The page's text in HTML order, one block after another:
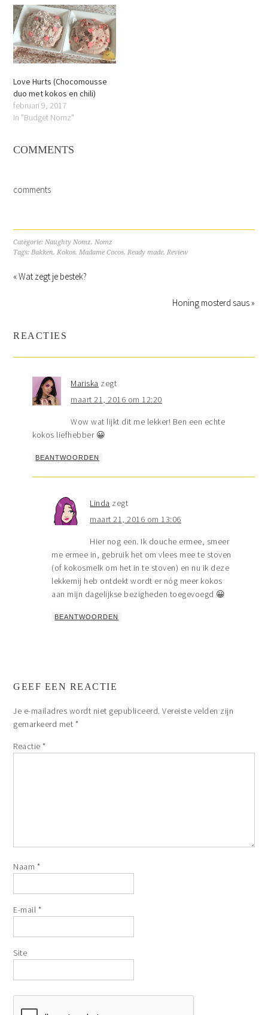
Love Hurts (Chocomousse
duo met kokos en chili)
februari 9, 2017
In "Budget Nomz"
COMMENTS
comments
Categorie:Naughty Nomz,Nomz
Tags:Bakken,Kokos,Madame Cocos,Ready made,Review
« Wat zegt je bestek?
Honing mosterd saus »
REACTIES
Mariska zegt
maart 21, 2016 om 12:20
Wow wat lijkt dit me lekker! Ben een echte
kokos liefhebber 😀
BEANTWOORDEN
Linda zegt
maart 21, 2016 om 13:06
Hier nog een. Ik douche ermee, smeer
me ermee in, gebruik het om vlees mee te stoven
(of kokosmelk om het in te stoven) en nu ik deze
lekkernij heb ontdekt wordt er nóg meer kokos
aan mijn dagelijkse bezigheden toegevoegd 😀
BEANTWOORDEN
GEEF EEN REACTIE
Je e-mailadres wordt niet gepubliceerd. Vereiste velden zijn
gemarkeerd met *
Reactie*
Naam *
E-mail *
Site